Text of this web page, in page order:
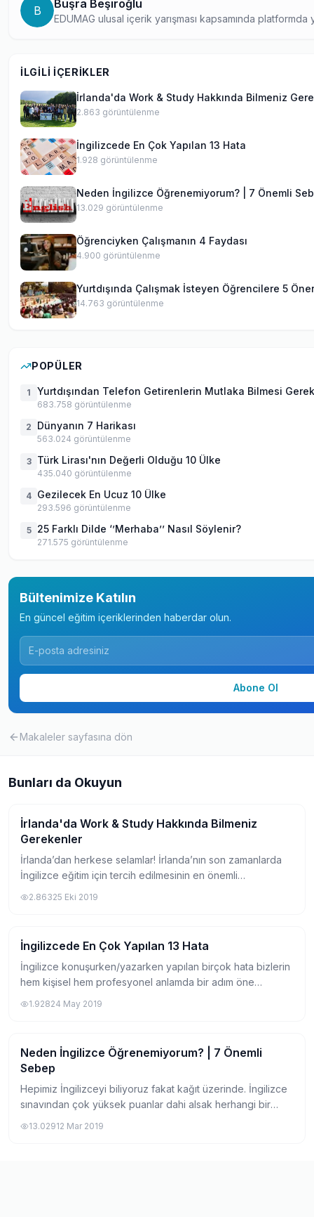
B Büşra Beşiroğlu
EDUMAG ulusal içerik yarışması kapsamında platformda
İLGILI İÇERIKLER
İrlanda'da Work & Study Hakkında Bilmeniz
2.863 görüntülenme
İngilizcede En Çok Yapılan 13 Hata
1.928 görüntülenme
Neden İngilizce Öğrenemiyorum? | 7 Önemli
13.029 görüntülenme
Öğrenciyken Çalışmanın 4 Faydası
4.900 görüntülenme
Yurtdışında Çalışmak İsteyen Öğrencilere 5
14.763 görüntülenme
POPÜLER
1 Yurtdışından Telefon Getirenlerin Mutlaka Bilmesi
683.758 görüntülenme
2 Dünyanın 7 Harikası
563.024 görüntülenme
3 Türk Lirası'nın Değerli Olduğu 10 Ülke
435.040 görüntülenme
4 Gezilecek En Ucuz 10 Ülke
293.596 görüntülenme
5 25 Farklı Dilde ‘’Merhaba’’ Nasıl Söylenir?
271.575 görüntülenme
Bültenimize Katılın
En güncel eğitim içeriklerinden haberdar olun.
Abone Ol
Makaleler sayfasına dön
Bunları da Okuyun
Pratik Bilgiler
İrlanda'da Work & Study Hakkında Bilmeniz
Gerekenler
İrlanda’dan herkese selamlar! İrlanda’nın son zamanlarda
İngilizce eğitim için tercih edilmesinin en önemli
2.86325 Eki 2019
Pratik Bilgiler
İngilizcede En Çok Yapılan 13 Hata
İngilizce konuşurken/yazarken yapılan birçok hata bizlerin
hem kişisel hem profesyonel anlamda bir adım öne
ve deyimler haznesine sahip, bi...
1.92824 May 2019
Pratik Bilgiler
Neden İngilizce Öğrenemiyorum? | 7 Önemli
Sebep
Hepimiz İngilizceyi biliyoruz fakat kağıt üzerinde. İngilizce
sınavından çok yüksek puanlar dahi alsak herhangi bir
13.02912 Mar 2019